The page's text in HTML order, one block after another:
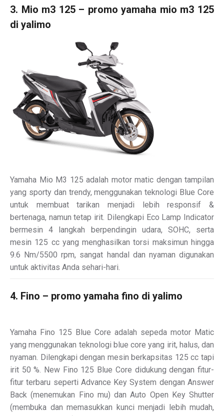
3. Mio m3 125 – promo yamaha mio m3 125
di yalimo
Yamaha Mio M3 125 adalah motor matic dengan tampilan
yang sporty dan trendy, menggunakan teknologi Blue Core
untuk membuat tarikan menjadi lebih responsif &
bertenaga, namun tetap irit. Dilengkapi Eco Lamp Indicator
bermesin 4 langkah berpendingin udara, SOHC, serta
mesin 125 cc yang menghasilkan torsi maksimun hingga
9.6 Nm/5500 rpm, sangat handal dan nyaman digunakan
untuk aktivitas Anda sehari-hari.
4. Fino – promo yamaha fino di yalimo
Yamaha Fino 125 Blue Core adalah sepeda motor Matic
yang menggunakan teknologi blue core yang irit, halus, dan
nyaman. Dilengkapi dengan mesin berkapsitas 125 cc tapi
irit 50 %. New Fino 125 Blue Core didukung dengan fitur-
fitur terbaru seperti Advance Key System dengan Answer
Back (menemukan Fino mu) dan Auto Open Key Shutter
(membuka dan memasukkan kunci menjadi lebih mudah,